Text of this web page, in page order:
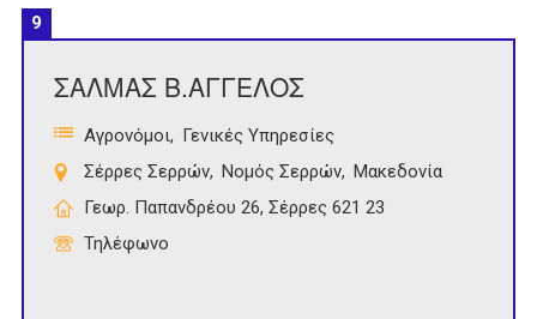
9
ΣΑΛΜΑΣ Β.ΑΓΓΕΛΟΣ
Αγρονόμοι
Γενικές Υπηρεσίες
Σέρρες Σερρών
Νομός Σερρών
Μακεδονία
Γεωρ. Παπανδρέου 26, Σέρρες 621 23
Τηλέφωνο